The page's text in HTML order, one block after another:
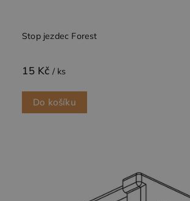
Stop jezdec Forest
15 Kč / ks
Do košíku